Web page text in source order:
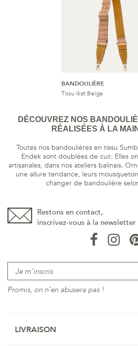
BANDOULIÈRE
Tissu Ikat Beige
DÉCOUVREZ NOS
RÉALISÉES À LA
Toutes nos bandoulières en tissu
Endek sont doublées de cuir. Elles
artisanales, dans nos ateliers balinais.
une allure tendance, leurs
changer de bandoulière
Restons en contact,
inscrivez-vous à la newsletter
Promis, on n'en abusera pas !
LIVRAISON